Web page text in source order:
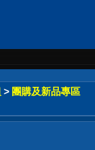
> 團購及新品專區